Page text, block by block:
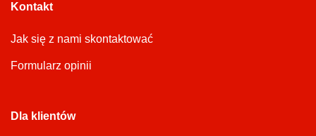
Kontakt
Jak się z nami skontaktować
Formularz opinii
Dla klientów